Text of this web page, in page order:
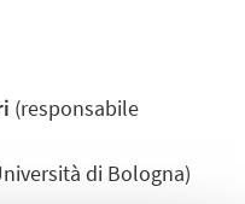
(responsabile
di Bologna)